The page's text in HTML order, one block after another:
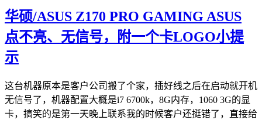
华硕/ASUS Z170 PRO GAMING ASUS
点不亮、无信号，附一个卡LOGO小提
示
这台机器原本是客户公司搬了个家，插好线之后在启动就开机
无信号了，机器配置大概是i7 6700k，8G内存，1060 3G的显
卡，搞笑的是第一天晚上联系我的时候客户还挺错了，直接给